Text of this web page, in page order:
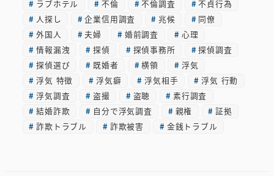
ラブホテル
不倫 不倫調査
不貞行為
人探し
企業信用調査 兆候
同僚
外国人
夫婦 婚前調査
心理
情報漏洩
探偵 探偵事務所
探偵調査
探偵選び
既婚者 横領
浮気
浮気 特徴
浮気癖 浮気相手
浮気 行動
浮気調査
盗撮 盗聴
素行調査
結婚詐欺
自分で浮気調査 親権
証拠
詐欺トラブル
詐欺被害 金銭トラブル